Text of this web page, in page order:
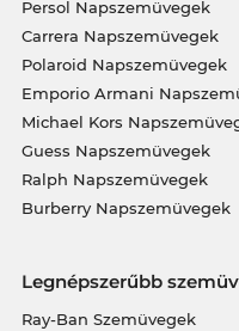
Persol Napszemüvegek
Carrera Napszemüvegek
Polaroid Napszemüvegek
Emporio Armani
Michael Kors
Guess Napszemüvegek
Ralph Napszemüvegek
Burberry Napszemüvegek
Legnépszerűbb
Ray-Ban Szemüvegek